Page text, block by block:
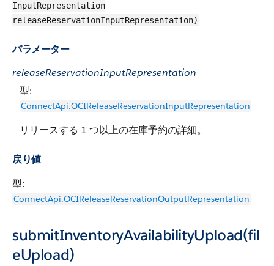
InputRepresentation
releaseReservationInputRepresentation)
パラメーター
releaseReservationInputRepresentation
型:
ConnectApi.OCIReleaseReservationInputRepresentation
リリースする 1 つ以上の在庫予約の詳細。
戻り値
型:
ConnectApi.OCIReleaseReservationOutputRepresentation
submitInventoryAvailabilityUpload(fil
eUpload)